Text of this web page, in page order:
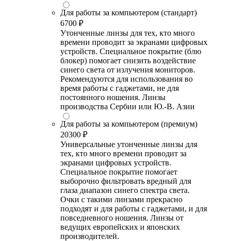
Для работы за компьютером (стандарт)
6700 ₽
Утонченные линзы для тех, кто много
времени проводит за экранами цифровых
устройств. Специальное покрытие (блю
блокер) помогает снизить воздействие
синего света от излучения мониторов.
Рекомендуются для использования во
время работы с гаджетами, не для
постоянного ношения. Линзы
производства Сербии или Ю.-В. Азии
Для работы за компьютером (премиум)
20300 ₽
Универсальные утонченные линзы для
тех, кто много времени проводит за
экранами цифровых устройств.
Специальное покрытие помогает
выборочно фильтровать вредный для
глаза диапазон синего спектра света.
Очки с такими линзами прекрасно
подходят и для работы с гаджетами, и для
повседневного ношения. Линзы от
ведущих европейских и японских
производителей.